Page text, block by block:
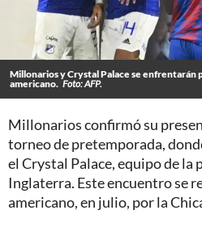
Millonarios y Crystal Palace se
americano. Foto: AFP.
Millonarios confirmó su
torneo de pretemporada,
el Crystal Palace, equipo de la
Inglaterra. Este encuentro se
americano, en julio, por la